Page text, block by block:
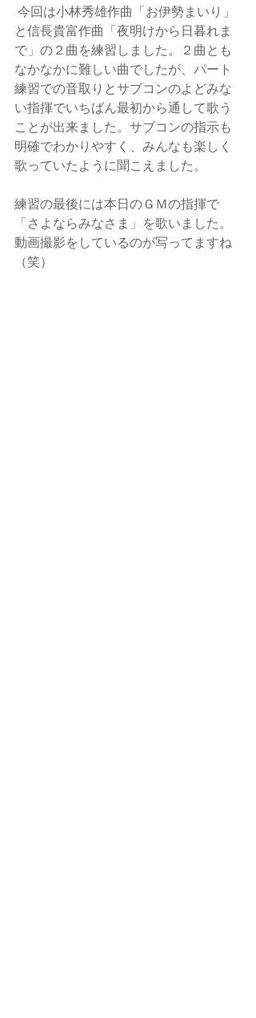
と信長貴富作曲「夜明けから日暮れま
で」の２曲を練習しました。２曲とも
なかなかに難しい曲でしたが、パート
練習での音取りとサブコンのよどみな
い指揮でいちばん最初から通して歌う
ことが出来ました。サブコンの指示も
明確でわかりやすく、みんなも楽しく
歌っていたように聞こえました。
練習の最後には本日のＧＭの指揮で
「さよならみなさま」を歌いました。
動画撮影をしているのが写ってますね
（笑）